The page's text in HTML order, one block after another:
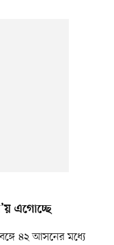
এগোচ্ছে
৪২ আসনের মধ্যে